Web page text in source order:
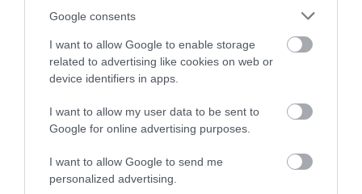
Google consents
I want to allow Google to enable storage
related to advertising like cookies on web or
device identifiers in apps.
I want to allow my user data to be sent to
Google for online advertising purposes.
I want to allow Google to send me
personalized advertising.
εδώ. Χρειάζεται όμως
ευκαιρίες για να φανεί.
05/08/2026
Η Φιλαρμονική του
Άνδρου τίμησε τον
μοναδικό Γιώργο Κατσαρό